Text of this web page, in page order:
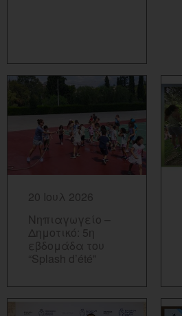
20 Ιουλ 2026
Νηπιαγωγείο –
Δημοτικό: 5η
εβδομάδα του
“Splash d’été”